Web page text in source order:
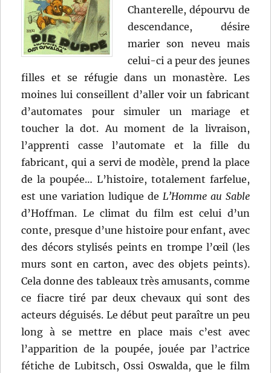
Chanterelle, dépourvu de
descendance, désire
marier son neveu mais
celui-ci a peur des jeunes
filles et se réfugie dans un monastère. Les
moines lui conseillent d’aller voir un fabricant
d’automates pour simuler un mariage et
toucher la dot. Au moment de la livraison,
l’apprenti casse l’automate et la fille du
fabricant, qui a servi de modèle, prend la place
de la poupée… L’histoire, totalement farfelue,
est une variation ludique de L’Homme au Sable
d’Hoffman. Le climat du film est celui d’un
conte, presque d’une histoire pour enfant, avec
des décors stylisés peints en trompe l’œil (les
murs sont en carton, avec des objets peints).
Cela donne des tableaux très amusants, comme
ce fiacre tiré par deux chevaux qui sont des
acteurs déguisés. Le début peut paraître un peu
long à se mettre en place mais c’est avec
l’apparition de la poupée, jouée par l’actrice
fétiche de Lubitsch, Ossi Oswalda, que le film